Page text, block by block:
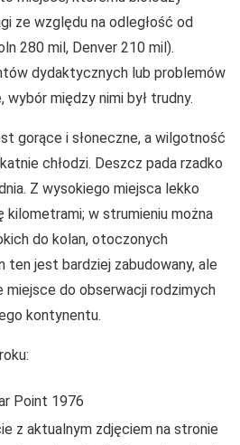
ze względu na odległość od
280 mil, Denver 210 mil).
dydaktycznych lub problemów
wybór między nimi był trudny.
gorące i słoneczne, a wilgotność
chłodzi. Deszcz pada rzadko
Z wysokiego miejsca lekko
kilometrami; w strumieniu można
do kolan, otoczonych
ten jest bardziej zabudowany, ale
miejsce do obserwacji rodzimych
kontynentu.
Point 1976
z aktualnym zdjęciem na stronie